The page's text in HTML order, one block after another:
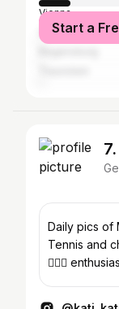
Vienna
Salzburg
Start a
Daily pics of Munich 🌆
Tennis and
🏃🏻‍♀️